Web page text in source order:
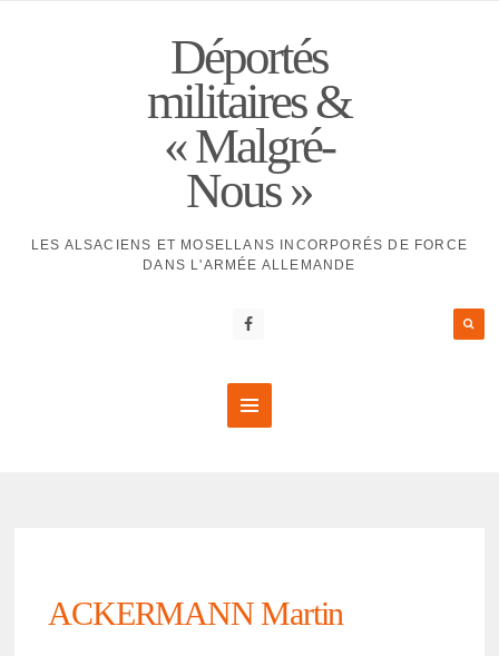
Déportés
militaires &
« Malgré-
Nous »
LES ALSACIENS ET MOSELLANS INCORPORÉS DE FORCE
DANS L'ARMÉE ALLEMANDE
ACKERMANN Martin